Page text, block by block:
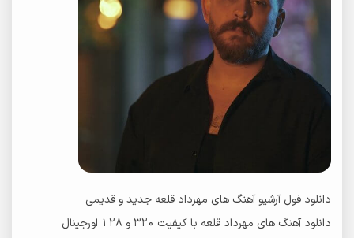
دانلود فول آرشیو آهنگ های مهرداد قلعه جدید و قدیمی
دانلود آهنگ های مهرداد قلعه با کیفیت 320 و 128 اورجینال